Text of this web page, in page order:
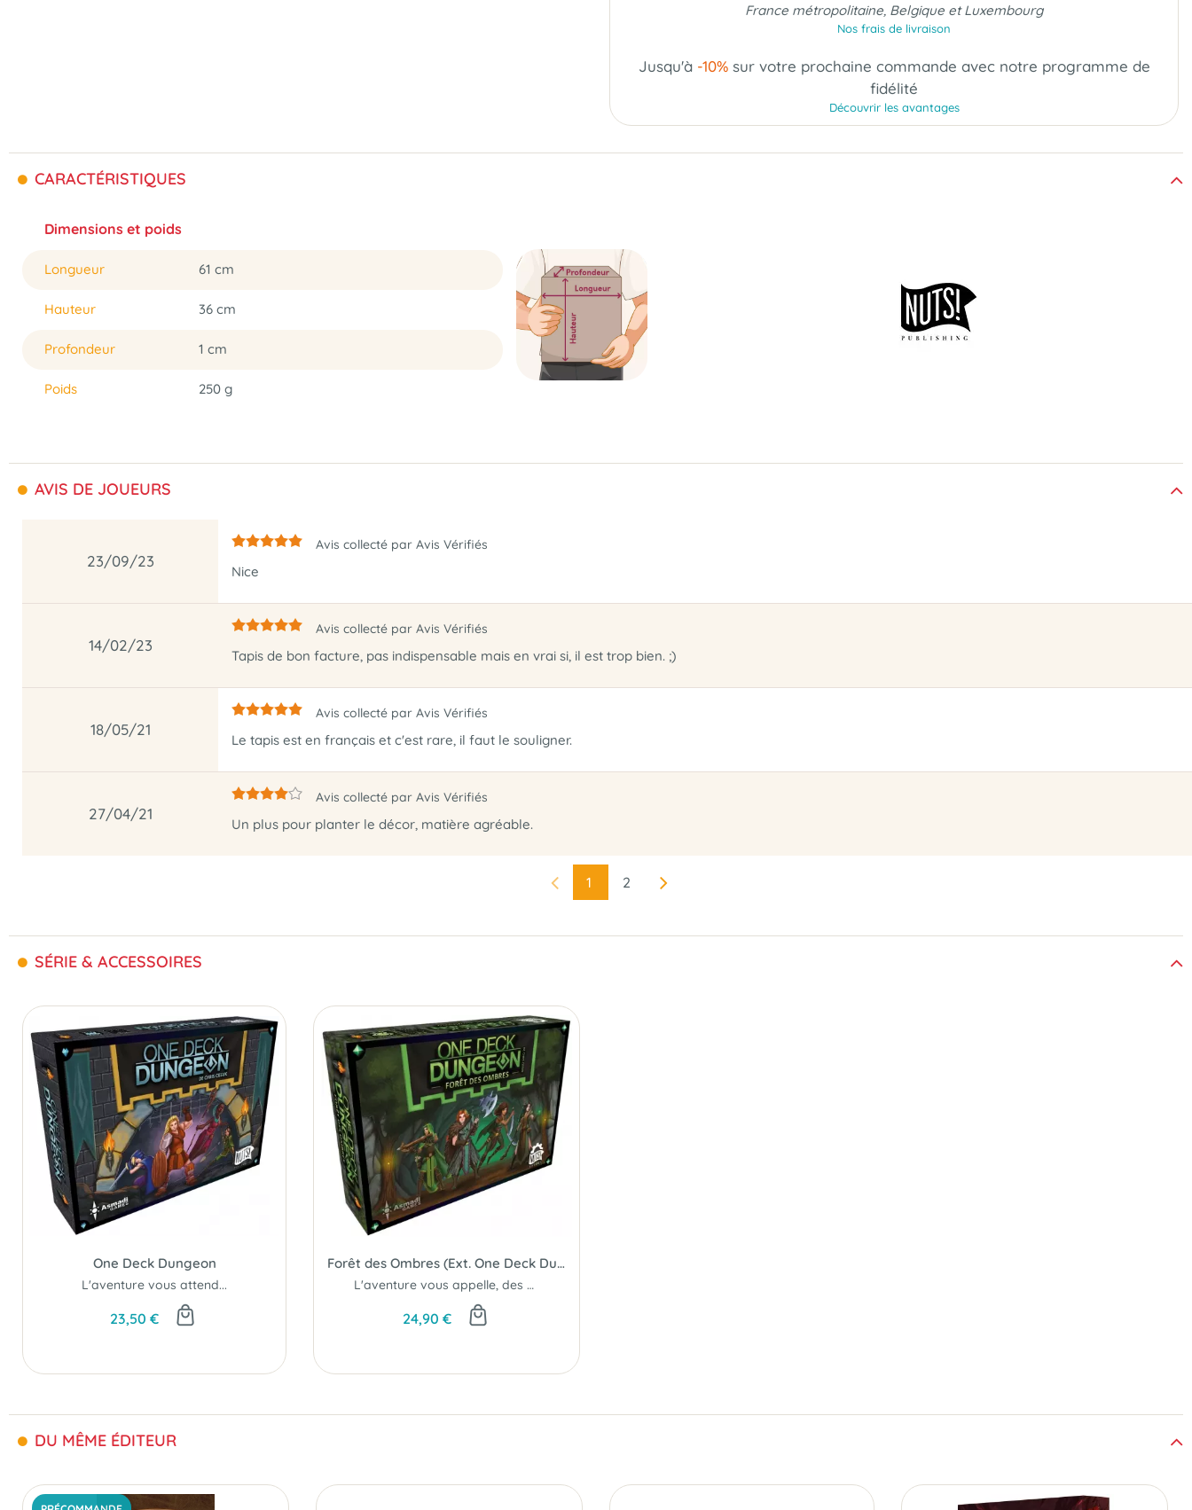
France métropolitaine, Belgique et Luxembourg
Nos frais de livraison
Jusqu'à -10%sur votre prochaine commande avec notre programme de
fidélité
Découvrir les avantages
CARACTÉRISTIQUES
Dimensions et poids
Longueur 61 cm
Hauteur 36 cm
Profondeur 1 cm
Poids 250 g
AVIS DE JOUEURS
23/09/23
Avis collecté par Avis Vérifiés
Nice
14/02/23
Avis collecté par Avis Vérifiés
Tapis de bon facture, pas indispensable mais en vrai si, il est trop bien. ;)
18/05/21
Avis collecté par Avis Vérifiés
Le tapis est en français et c'est rare, il faut le souligner.
27/04/21
Avis collecté par Avis Vérifiés
Un plus pour planter le décor, matière agréable.
1 2
SÉRIE & ACCESSOIRES
One Deck Dungeon
L'aventure vous attend...
23,50 €
Forêt des Ombres (Ext. One Deck Dungeon)
L'aventure vous appelle, des monstres se sont répandus à travers le pays...
24,90 €
DU MÊME ÉDITEUR